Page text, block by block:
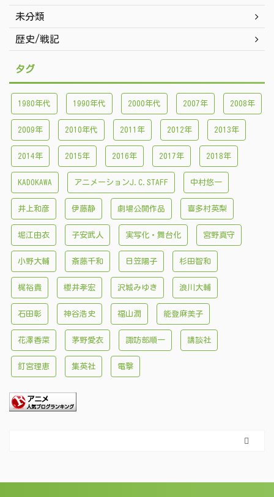
未分類
歴史/戦記
タグ
1980年代 1990年代 2000年代 2007年 2008年
2009年 2010年代 2011年 2012年 2013年
2014年 2015年 2016年 2017年 2018年
KADOKAWA アニメーションJ.C.STAFF 中村悠一
井上和彦 伊藤静 劇場公開作品 喜多村英梨
堀江由衣 子安武人 実写化・舞台化 宮野真守
小野大輔 斎藤千和 日笠陽子 杉田智和
梶裕貴 櫻井孝宏 沢城みゆき 浪川大輔
石田彰 神谷浩史 福山潤 能登麻美子
花澤香菜 茅野愛衣 諏訪部順一 講談社
釘宮理恵 集英社 電撃